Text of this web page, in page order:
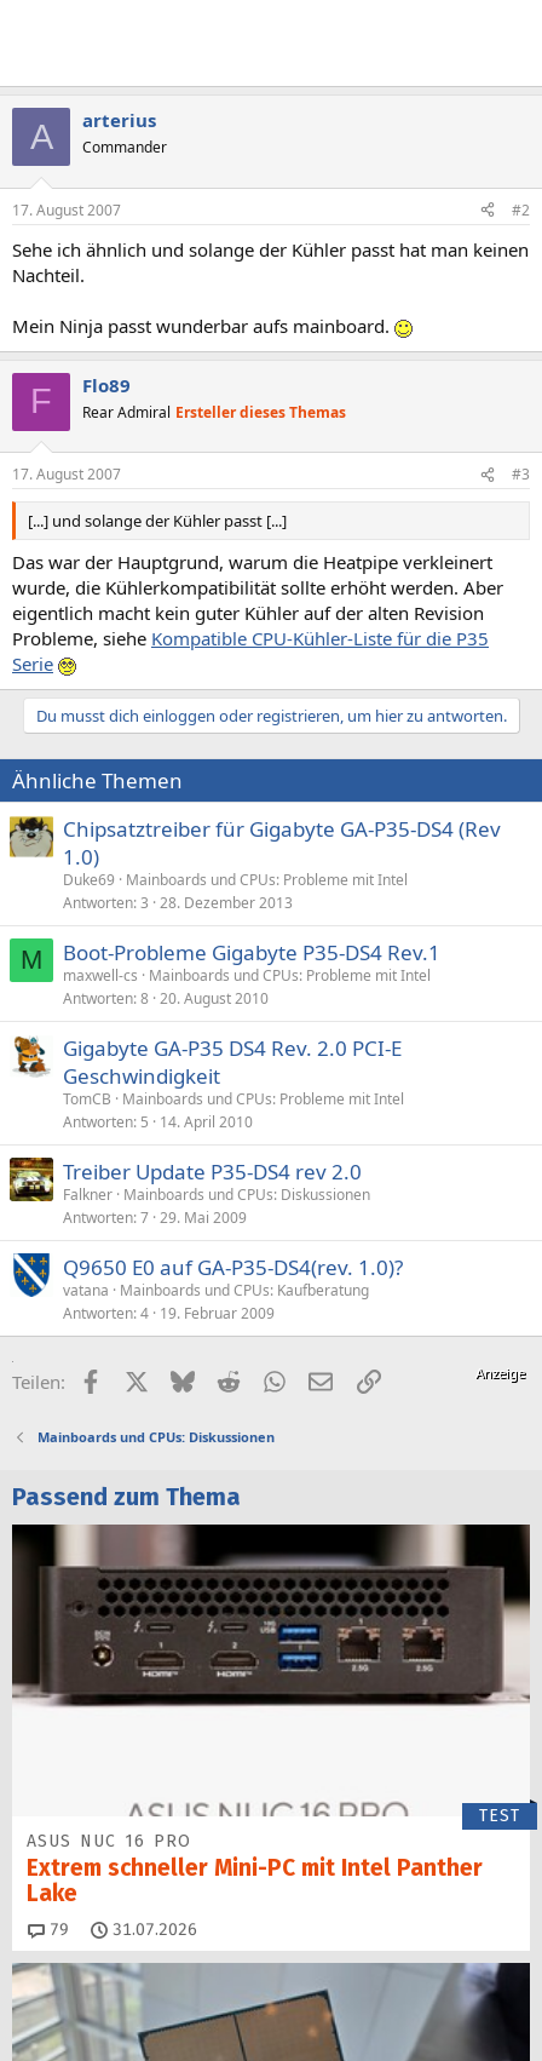
A arterius
Commander
17. August 2007 #2
Sehe ich ähnlich und solange der Kühler passt hat man keinen
Nachteil.
Mein Ninja passt wunderbar aufs mainboard.
F Flo89
Rear Admiral Ersteller dieses Themas
17. August 2007 #3
[...] und solange der Kühler passt [...]
Das war der Hauptgrund, warum die Heatpipe verkleinert
wurde, die Kühlerkompatibilität sollte erhöht werden. Aber
eigentlich macht kein guter Kühler auf der alten Revision
Probleme, siehe Kompatible CPU-Kühler-Liste für die P35
Serie
Du musst dich einloggen oder registrieren, um hier zu antworten.
Ähnliche Themen
Chipsatztreiber für Gigabyte GA-P35-DS4 (Rev
1.0)
Duke69
Mainboards und CPUs: Probleme mit Intel
Antworten 3 28. Dezember 2013
M Boot-Probleme Gigabyte P35-DS4 Rev.1
maxwell-cs
Mainboards und CPUs: Probleme mit Intel
Antworten 8 20. August 2010
Gigabyte GA-P35 DS4 Rev. 2.0 PCI-E
Geschwindigkeit
TomCB
Mainboards und CPUs: Probleme mit Intel
Antworten 5 14. April 2010
Treiber Update P35-DS4 rev 2.0
Falkner Mainboards und CPUs: Diskussionen
Antworten 7 29. Mai 2009
Q9650 E0 auf GA-P35-DS4(rev. 1.0)?
vatana
Mainboards und CPUs: Kaufberatung
Antworten 4 19. Februar 2009
Teilen: FacebookX (Twitter)
BlueskyRedditWhatsApp
E-MailLink
Mainboards und CPUs: Diskussionen
Passend zum Thema
TEST
ASUS NUC 16 PRO
Extrem schneller Mini-PC mit Intel Panther
Lake
79 Kommentare
31.07.2026